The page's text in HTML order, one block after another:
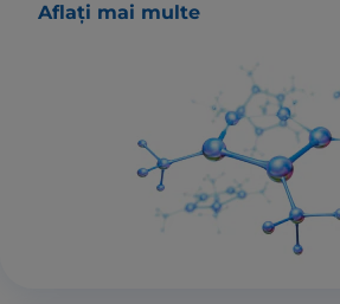
Aflați mai multe